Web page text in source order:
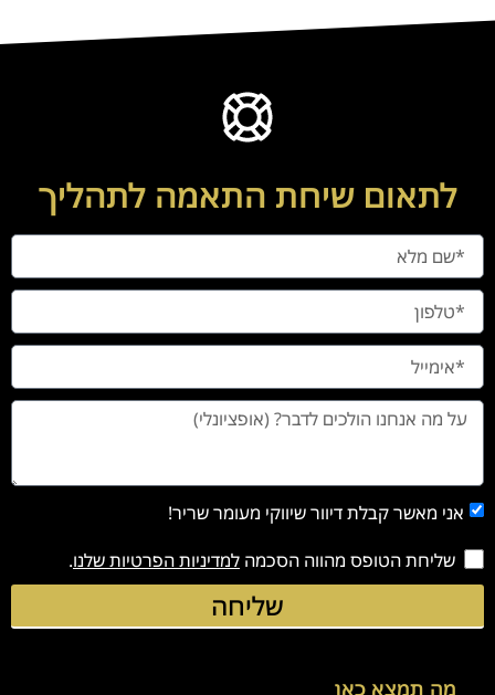
לתאום שיחת התאמה לתהליך
אני מאשר קבלת דיוור שיווקי מעומר שריר!
שליחת הטופס מהווה הסכמה למדיניות הפרטיות שלנו.
שליחה
מה תמצא כאן